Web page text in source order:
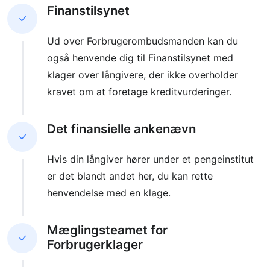
Finanstilsynet
Ud over Forbrugerombudsmanden kan du
også henvende dig til Finanstilsynet med
klager over långivere, der ikke overholder
kravet om at foretage kreditvurderinger.
Det finansielle ankenævn
Hvis din långiver hører under et pengeinstitut
er det blandt andet her, du kan rette
henvendelse med en klage.
Mæglingsteamet for
Forbrugerklager